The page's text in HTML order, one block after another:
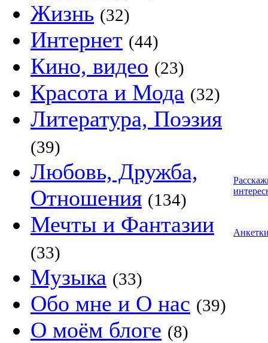
Жизнь (32)
Интернет (44)
Кино, видео (23)
Красота и Мода (32)
Литература, Поэзия
(39)
Любовь, Дружба,
Отношения (134)
Мечты и Фантазии
(33)
Музыка (33)
Обо мне и О нас (39)
О моём блоге (8)